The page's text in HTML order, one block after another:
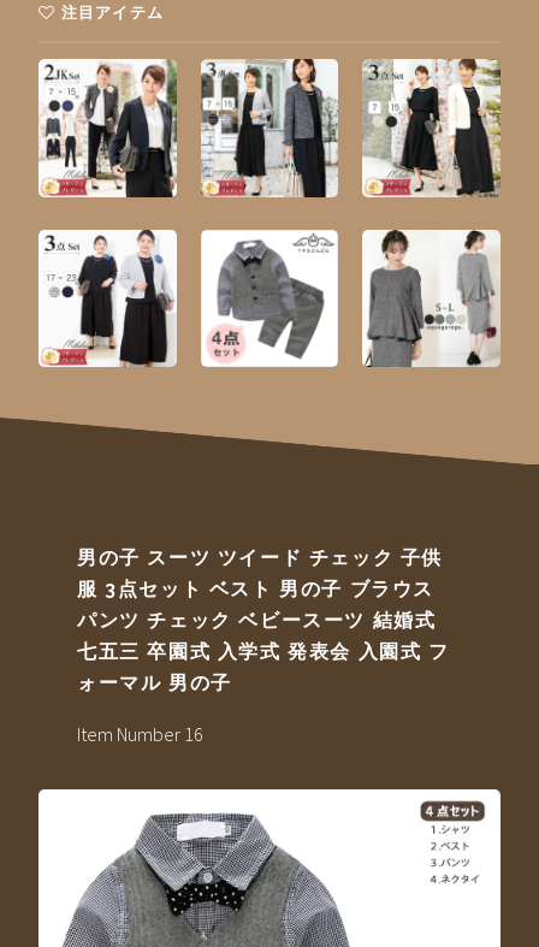
注目アイテム
男の子 スーツ ツイード チェック 子供
服 3点セット ベスト 男の子 ブラウス
パンツ チェック ベビースーツ 結婚式
七五三 卒園式 入学式 発表会 入園式 フ
ォーマル 男の子
Item Number 16